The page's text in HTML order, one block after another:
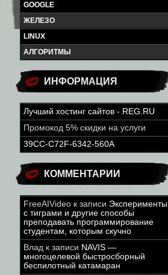
GOOGLE
ЖЕЛЕЗО
LINUX
АЛГОРИТМЫ
ИНФОРМАЦИЯ
Лучший хостинг сайтов - REG.RU
Промокод 5% скидки на услуги
39CC-C72F-6342-560A
КОММЕНТАРИИ
FreeAIVideo к записи Эксперименты
с тиграми и другие способы
преподавать программирование
студентам, которым скучно
Влад к записи NAVIS —
многоцелевой быстросборный
беспилотный катамаран